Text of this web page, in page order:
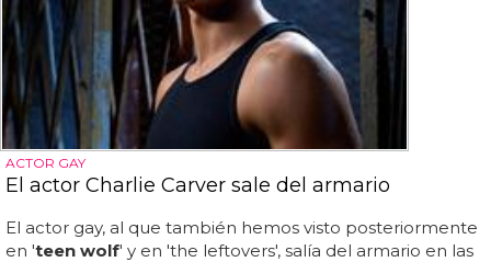
ACTOR GAY
El actor Charlie Carver sale del armario
El actor gay, al que también hemos visto posteriormente
en 'teen wolf' y en 'the leftovers', salía del armario en las